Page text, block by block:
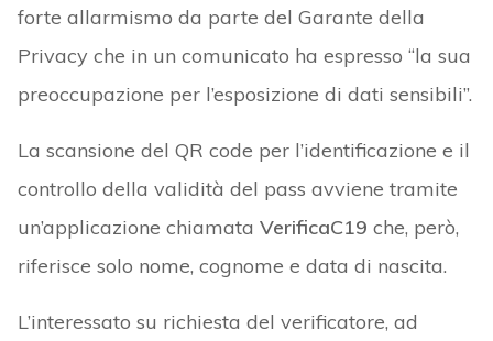
forte allarmismo da parte del Garante della
Privacy che in un comunicato ha espresso “la sua
preoccupazione per l’esposizione di dati sensibili”.
La scansione del QR code per l’identificazione e il
controllo della validità del pass avviene tramite
un’applicazione chiamata VerificaC19 che, però,
riferisce solo nome, cognome e data di nascita.
L’interessato su richiesta del verificatore, ad